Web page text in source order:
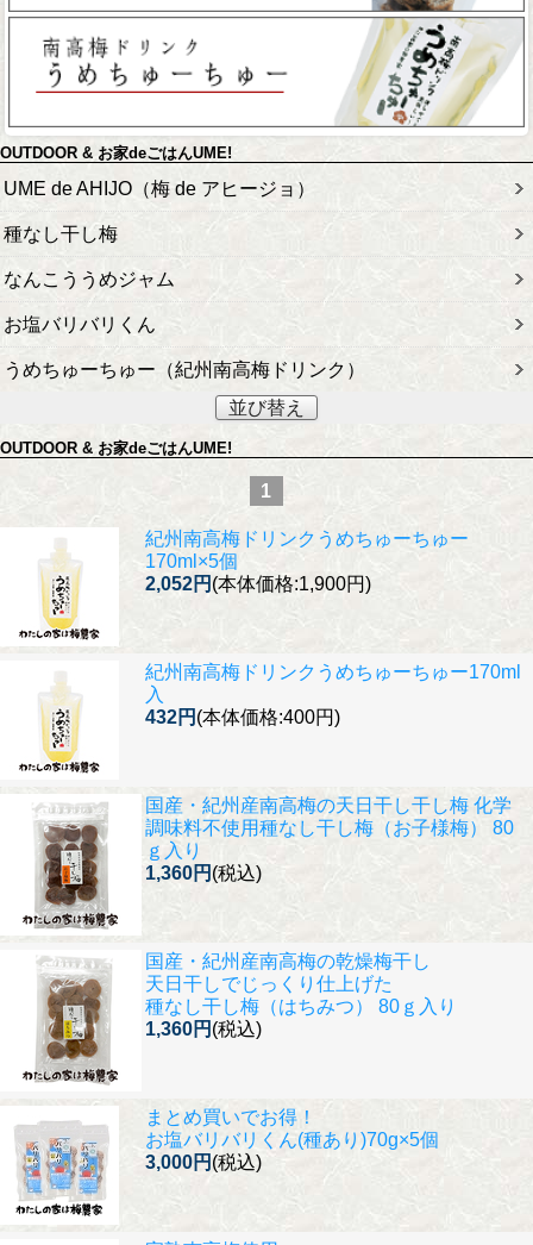
OUTDOOR & お家deごはんUME!
UME de AHIJO（梅 de アヒージョ）
種なし干し梅
なんこううめジャム
お塩バリバリくん
うめちゅーちゅー（紀州南高梅ドリンク）
並び替え
OUTDOOR & お家deごはんUME!
1
紀州南高梅ドリンク うめちゅーちゅー
170ml×5個
2,052円 (本体価格:1,900円)
紀州南高梅ドリンク うめちゅーちゅー170ml
入
432円 (本体価格:400円)
国産・紀州産南高梅の天日干し干し梅 化学
調味料不使用種なし干し梅（お子様梅） 80
ｇ入り
1,360円 (税込)
国産・紀州産南高梅の乾燥梅干し
天日干しでじっくり仕上げた
種なし干し梅（はちみつ） 80ｇ入り
1,360円 (税込)
まとめ買いでお得！
お塩バリバリくん(種あり)70g×5個
3,000円 (税込)